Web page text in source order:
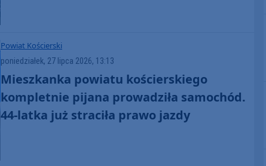
Powiat Kościerski
poniedziałek, 27 lipca 2026, 13:13
Mieszkanka powiatu kościerskiego
kompletnie pijana prowadziła samochód.
44-latka już straciła prawo jazdy